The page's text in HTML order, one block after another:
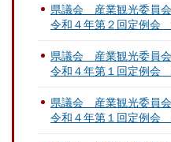
県議会 産業観光委員
令和４年第２回定例会
県議会 産業観光委員
令和４年第１回定例会
県議会 産業観光委員
令和４年第１回定例会